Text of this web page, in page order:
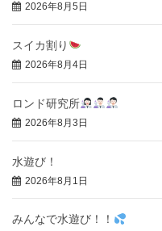
2026年8月5日
スイカ割り
2026年8月4日
ロンド研究所
2026年8月3日
水遊び！
2026年8月1日
みんなで水遊び！！